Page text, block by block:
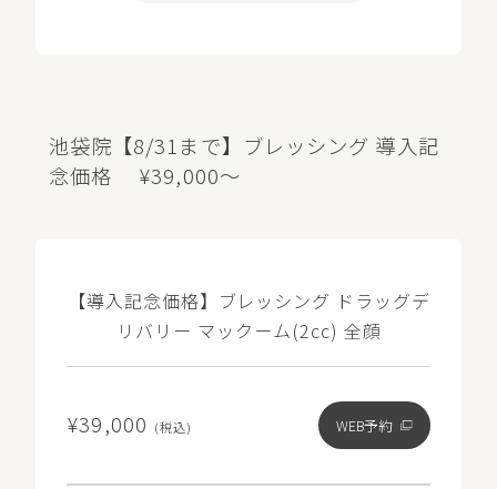
池袋院【8/31まで】ブレッシング 導入記
念価格 ¥39,000～
【導入記念価格】ブレッシング ドラッグデ
リバリー マックーム(2cc) 全顔
¥39,000 (税込) WEB予約